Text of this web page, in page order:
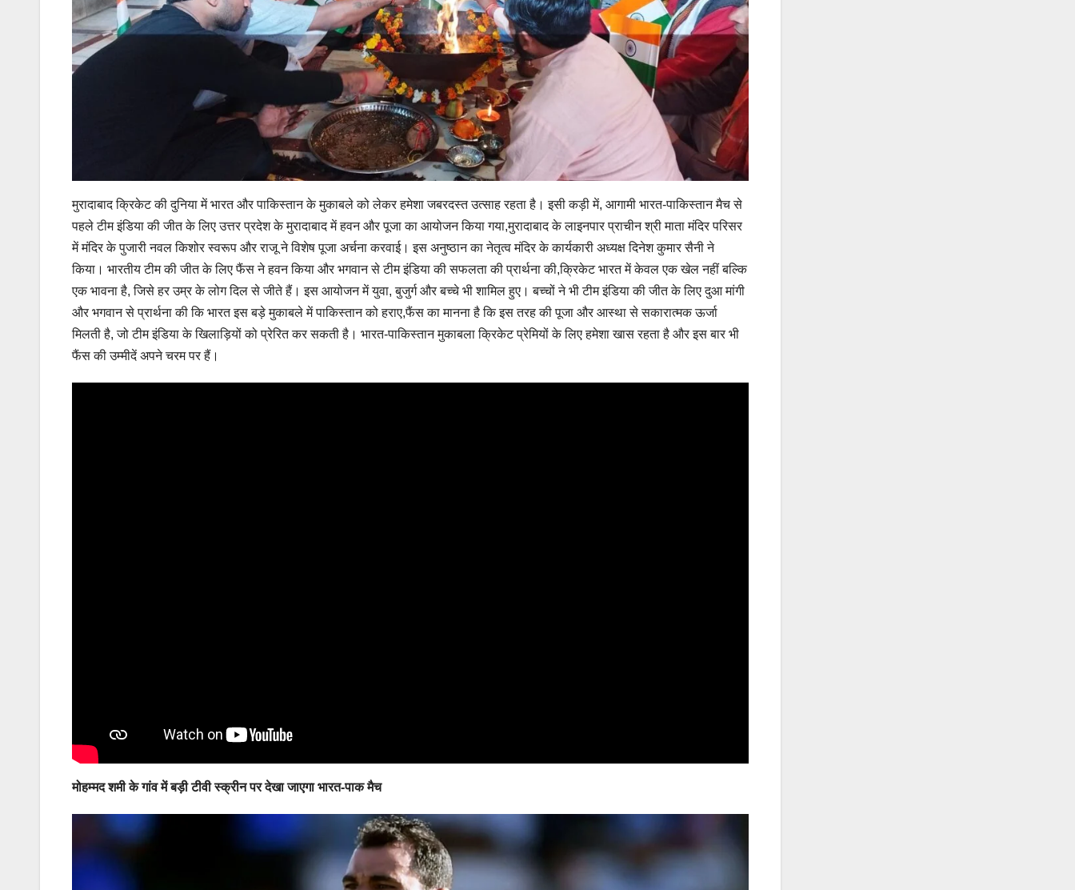
मुरादाबाद क्रिकेट की दुनिया में भारत और पाकिस्तान के मुकाबले को लेकर हमेशा जबरदस्त उत्साह रहता है। इसी कड़ी में, आगामी भारत-पाकिस्तान मैच से
पहले टीम इंडिया की जीत के लिए उत्तर प्रदेश के मुरादाबाद में हवन और पूजा का आयोजन किया गया,मुरादाबाद के लाइनपार प्राचीन श्री माता मंदिर परिसर
में मंदिर के पुजारी नवल किशोर स्वरूप और राजू ने विशेष पूजा अर्चना करवाई। इस अनुष्ठान का नेतृत्व मंदिर के कार्यकारी अध्यक्ष दिनेश कुमार सैनी ने
किया। भारतीय टीम की जीत के लिए फैंस ने हवन किया और भगवान से टीम इंडिया की सफलता की प्रार्थना की,क्रिकेट भारत में केवल एक खेल नहीं बल्कि
एक भावना है, जिसे हर उम्र के लोग दिल से जीते हैं। इस आयोजन में युवा, बुजुर्ग और बच्चे भी शामिल हुए। बच्चों ने भी टीम इंडिया की जीत के लिए दुआ मांगी
और भगवान से प्रार्थना की कि भारत इस बड़े मुकाबले में पाकिस्तान को हराए,फैंस का मानना है कि इस तरह की पूजा और आस्था से सकारात्मक ऊर्जा
मिलती है, जो टीम इंडिया के खिलाड़ियों को प्रेरित कर सकती है। भारत-पाकिस्तान मुकाबला क्रिकेट प्रेमियों के लिए हमेशा खास रहता है और इस बार भी
फैंस की उम्मीदें अपने चरम पर हैं।
मोहम्मद शमी के गांव में बड़ी टीवी स्क्रीन पर देखा जाएगा भारत-पाक मैच